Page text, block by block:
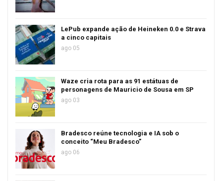
LePub expande ação de Heineken 0.0 e Strava
a cinco capitais
ago 05
Waze cria rota para as 91 estátuas de
personagens de Mauricio de Sousa em SP
ago 03
Bradesco reúne tecnologia e IA sob o
conceito “Meu Bradesco”
ago 06